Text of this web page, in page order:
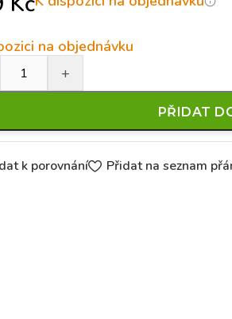
na objednávku
PŘIDAT
k porovnání Přidat na seznam